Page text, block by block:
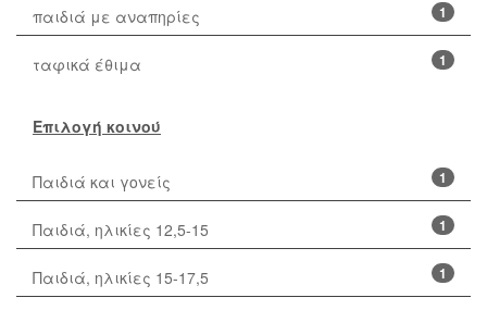
1
παιδιά με αναπηρίες
1
ταφικά έθιμα
Επιλογή κοινού
1
Παιδιά και γονείς
1
Παιδιά, ηλικίες 12,5-15
1
Παιδιά, ηλικίες 15-17,5